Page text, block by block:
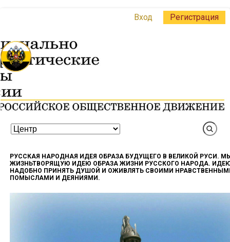
Вход Регистрация
РУССКАЯ НАРОДНАЯ ИДЕЯ ОБРАЗА БУДУЩЕГО В ВЕЛИКОЙ РУСИ.
ЖИЗНЬТВОРЯЩУЮ ИДЕЮ ОБРАЗА ЖИЗНИ РУССКОГО НАРОДА.
НАДОБНО ПРИНЯТЬ ДУШОЙ И ОЖИВЛЯТЬ СВОИМИ
ПОМЫСЛАМИ И ДЕЯНИЯМИ.